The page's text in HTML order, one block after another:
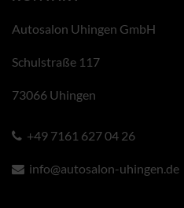
Autosalon Uhingen GmbH
Schulstraße 117
73066 Uhingen
+49 7161 627 04 26
info@autosalon-uhingen.de